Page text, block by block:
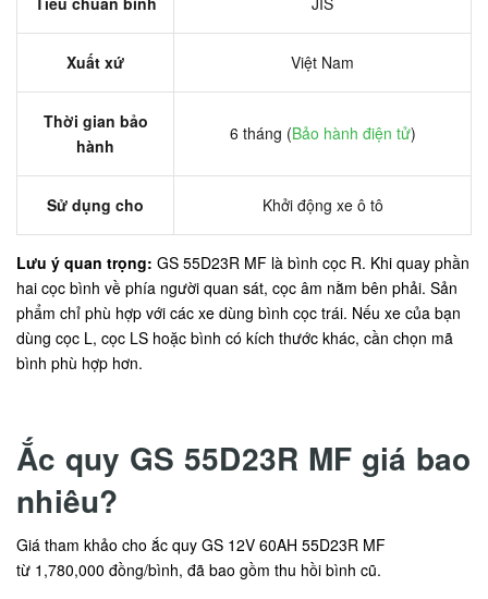
Xuất xứ Việt Nam
Thời gian bảo
hành
6 tháng (Bảo hành điện tử)
Sử dụng cho Khởi động xe ô tô
Lưu ý quan trọng: GS 55D23R MF là bình cọc R. Khi quay phần
hai cọc bình về phía người quan sát, cọc âm nằm bên phải. Sản
phẩm chỉ phù hợp với các xe dùng bình cọc trái. Nếu xe của bạn
dùng cọc L, cọc LS hoặc bình có kích thước khác, cần chọn mã
bình phù hợp hơn.
Ắc quy GS 55D23R MF giá bao
nhiêu?
Giá tham khảo cho ắc quy GS 12V 60AH 55D23R MF
từ 1,780,000 đồng/bình, đã bao gồm thu hồi bình cũ.